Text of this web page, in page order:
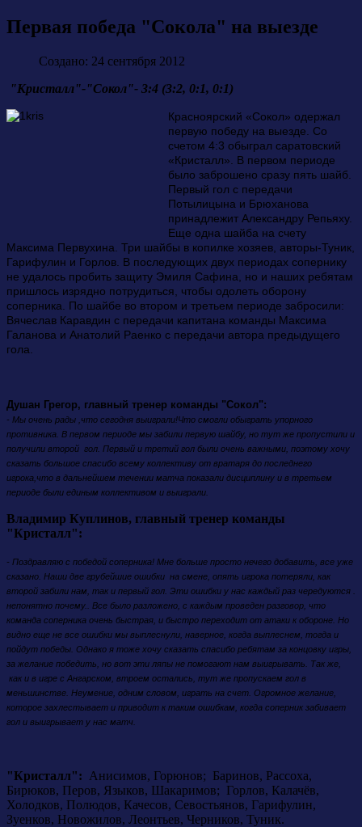
Первая победа "Сокола" на выезде
Создано: 24 сентября 2012
"Кристалл"-"Сокол"- 3:4 (3:2, 0:1, 0:1)
Красноярский «Сокол» одержал
первую победу на выезде. Со
счетом 4:3 обыграл саратовский
«Кристалл». В первом периоде
было заброшено сразу пять шайб.
Первый гол с передачи
Потылицына и Брюханова
принадлежит Александру Репьяху.
Еще одна шайба на счету
Максима Первухина. Три шайбы в копилке хозяев, авторы-Туник,
Гарифулин и Горлов. В последующих двух периодах сопернику
не удалось пробить защиту Эмиля Сафина, но и наших ребятам
пришлось изрядно потрудиться, чтобы одолеть оборону
соперника. По шайбе во втором и третьем периоде забросили:
Вячеслав Каравдин с передачи капитана команды Максима
Галанова и Анатолий Раенко с передачи автора предыдущего
гола.
Душан Грегор, главный тренер команды "Сокол":
- Мы очень рады ,что сегодня выиграли!Что смогли обыграть упорного
противника. В первом периоде мы забили первую шайбу, но тут же пропустили и
получили второй гол. Первый и третий гол были очень важными, поэтому хочу
сказать большое спасибо всему коллективу от вратаря до последнего
игрока,что в дальнейшем течении матча показали дисциплину и в третьем
периоде были единым коллективом и выиграли.
Владимир Куплинов, главный тренер команды
"Кристалл":
- Поздравляю с победой соперника! Мне больше просто нечего добавить, все уже
сказано. Наши две грубейшие ошибки на смене, опять игрока потеряли, как
второй забили нам, так и первый гол. Эти ошибки у нас каждый раз чередуются .
непонятно почему.. Все было разложено, с каждым проведен разговор, что
команда соперника очень быстрая, и быстро переходит от атаки к обороне. Но
видно еще не все ошибки мы выплеснули, наверное, когда выплеснем, тогда и
пойдут победы. Однако я тоже хочу сказать спасибо ребятам за концовку игры,
за желание победить, но вот эти ляпы не помогают нам выигрывать. Так же,
как и в игре с Ангарском, втроем остались, тут же пропускаем гол в
меньшинстве. Неумение, одним словом, играть на счет. Огромное желание,
которое захлестывает и приводит к таким ошибкам, когда соперник забивает
гол и выигрывает у нас матч.
"Кристалл": Анисимов, Горюнов; Баринов, Рассоха,
Бирюков, Перов, Языков, Шакаримов; Горлов, Калачёв,
Холодков, Полюдов, Качесов, Севостьянов, Гарифулин,
Зуенков, Новожилов, Леонтьев, Черников, Туник.